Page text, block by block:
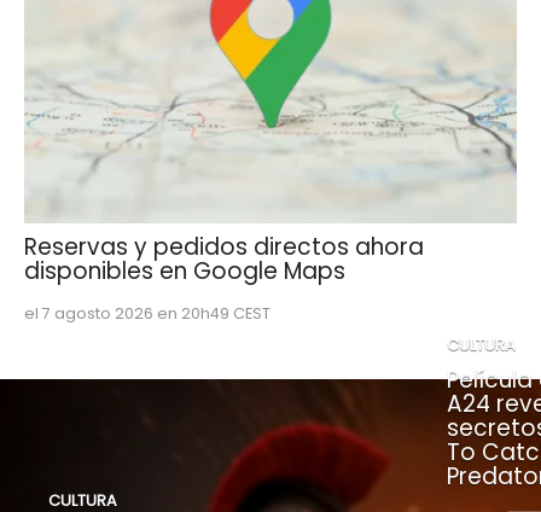
Reservas y pedidos directos ahora
disponibles en Google Maps
el 7 agosto 2026 en 20h49 CEST
CULTURA
CULTURA
Película
A24
To